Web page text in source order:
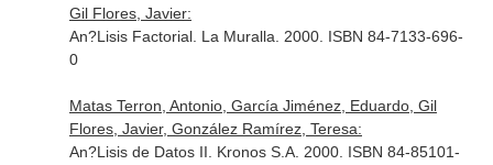
Gil Flores, Javier:
An?Lisis Factorial. La Muralla. 2000. ISBN 84-7133-696-
0
Matas Terron, Antonio, García Jiménez, Eduardo, Gil
Flores, Javier, González Ramírez, Teresa:
An?Lisis de Datos II. Kronos S.A. 2000. ISBN 84-85101-